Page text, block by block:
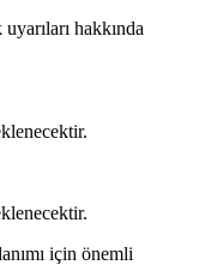
hakkında
için önemli